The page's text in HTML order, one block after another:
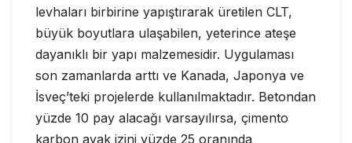
levhaları birbirine yapıştırarak üretilen CLT,
büyük boyutlara ulaşabilen, yeterince ateşe
dayanıklı bir yapı malzemesidir. Uygulaması
son zamanlarda arttı ve Kanada, Japonya ve
İsveç’teki projelerde kullanılmaktadır. Betondan
yüzde 10 pay alacağı varsayılırsa, çimento
karbon ayak izini yüzde 25 oranında